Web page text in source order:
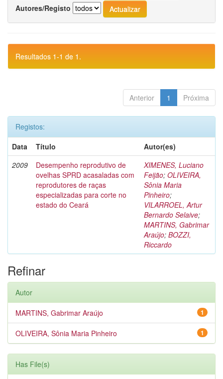
Autores/Registo
Resultados 1-1 de 1.
Anterior 1 Próxima
Registos:
Data
Título
Autor(es)
2009
Desempenho reprodutivo de
ovelhas SPRD acasaladas com
reprodutores de raças
especializadas para corte no
estado do Ceará
XIMENES, Luciano
Feijão; OLIVEIRA,
Sônia Maria
Pinheiro;
VILARROEL, Artur
Bernardo Selaive;
MARTINS, Gabrimar
Araújo; BOZZI,
Riccardo
Refinar
Autor
1
MARTINS, Gabrimar Araújo
1
OLIVEIRA, Sônia Maria Pinheiro
Has File(s)